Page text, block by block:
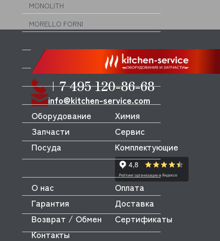
MONOLITH
MORELLO FORNI
MORICE
MULLER
MUSSO
MVQ
NEMOX
NOPEIN
NUOVA SIMONELLI
ODE
OEM
+7 495 120-86-68
info@kitchen-service.com
Оборудование
Запчасти
Посуда
Химия
Сервис
Комплектующие
О нас
Оплата
Гарантия
Доставка
Возврат / Обмен
Сертификаты
Контакты